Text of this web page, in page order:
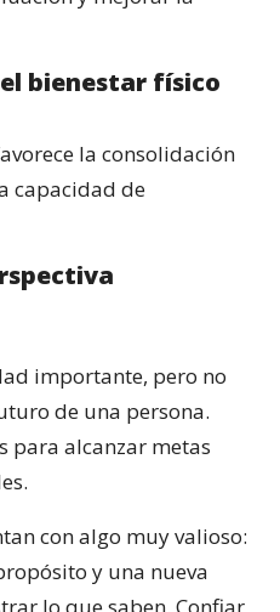
bienestar físico
la consolidación
capacidad de
importante, pero no
de una persona.
para alcanzar metas
con algo muy valioso:
y una nueva
lo que saben. Confiar